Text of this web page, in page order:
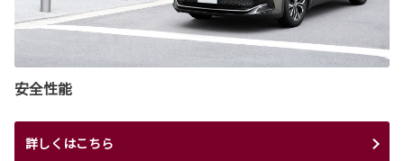
安全性能
詳しくはこちら